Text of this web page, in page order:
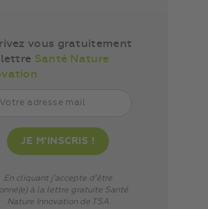
vous gratuitement
Santé Nature
En cliquant j’accepte d’être
à la lettre gratuite Santé
Nature Innovation de TSA